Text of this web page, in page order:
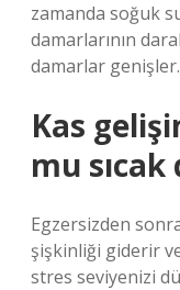
zamanda soğuk
damarlarının
damarlar genişler.
Kas
mu sıcak
Egzersizden
şişkinliği giderir ve
stres seviyenizi